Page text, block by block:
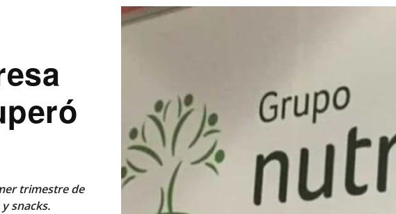
trimestre de
snacks.